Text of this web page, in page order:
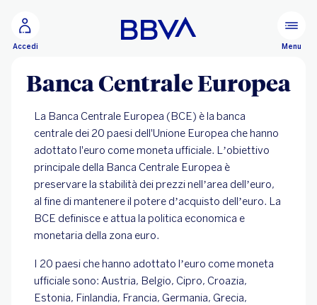
Configurare
Accedi Menu
Banca Centrale Europea
La Banca Centrale Europea (BCE) è la banca
centrale dei 20 paesi dell'Unione Europea che hanno
adottato l'euro come moneta ufficiale. L’obiettivo
principale della Banca Centrale Europea è
preservare la stabilità dei prezzi nell’area dell’euro,
al fine di mantenere il potere d’acquisto dell’euro. La
BCE definisce e attua la politica economica e
monetaria della zona euro.
I 20 paesi che hanno adottato l’euro come moneta
ufficiale sono: Austria, Belgio, Cipro, Croazia,
Estonia, Finlandia, Francia, Germania, Grecia,